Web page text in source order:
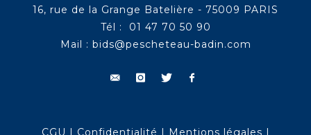
16, rue de la Grange Batelière - 75009 PARIS
Tél : 01 47 70 50 90
Mail : bids@pescheteau-badin.com
CGU | Confidentialité | Mentions légales |